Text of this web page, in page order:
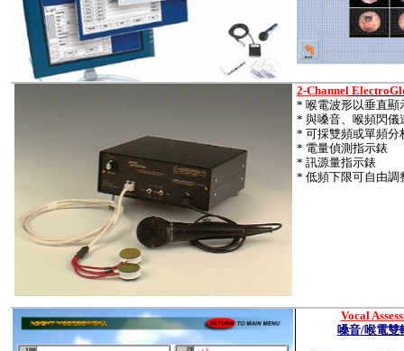
2-Channel
*喉電波形以垂直顯
*與嗓音、喉頻閃儀
*可採雙頻或單頻分
* 電量偵測指示錶
*訊源量指示錶
*低頻下限可自由調
Vocal
嗓音/喉電雙